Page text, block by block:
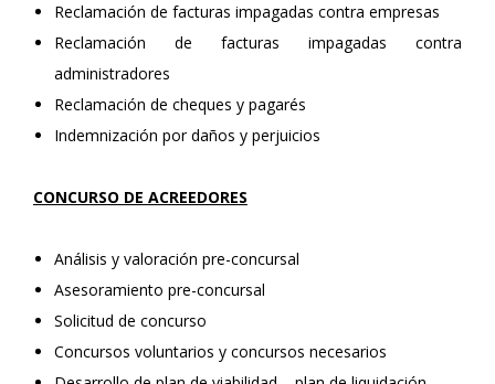
Reclamación de facturas impagadas contra empresas
Reclamación de facturas impagadas contra
administradores
Reclamación de cheques y pagarés
Indemnización por daños y perjuicios
CONCURSO DE ACREEDORES
Análisis y valoración pre-concursal
Asesoramiento pre-concursal
Solicitud de concurso
Concursos voluntarios y concursos necesarios